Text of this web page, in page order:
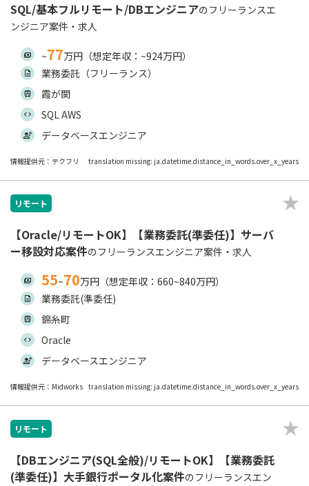
SQL/基本フルリモート/DBエンジニアのフリーランスエ
ンジニア案件・求人
~77万円（想定年収：~924万円）
業務委託（フリーランス）
霞が関
SQL AWS
データベースエンジニア
情報提供元：テクフリ translation missing: ja.datetime.distance_in_words.over_x_years
リモート
【Oracle/リモートOK】【業務委託(準委任)】サーバ
ー移設対応案件のフリーランスエンジニア案件・求人
55~70万円（想定年収：660~840万円）
業務委託(準委任)
錦糸町
Oracle
データベースエンジニア
情報提供元：Midworks translation missing: ja.datetime.distance_in_words.over_x_years
リモート
【DBエンジニア(SQL全般)/リモートOK】【業務委託
(準委任)】大手銀行ポータル化案件のフリーランスエン